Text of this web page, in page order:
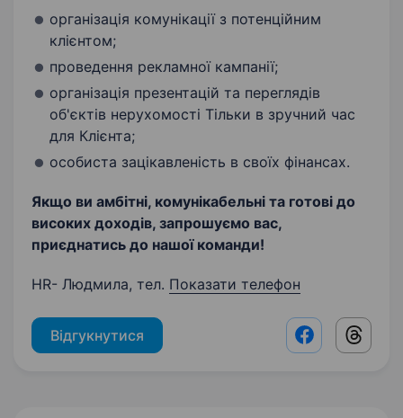
організація комунікації з потенційним
клієнтом;
проведення рекламної кампанії;
організація презентацій та переглядів
об'єктів нерухомості Тільки в зручний час
для Клієнта;
особиста зацікавленість в своїх фінансах.
Якщо ви амбітні, комунікабельні та готові до
високих доходів, запрошуємо вас,
приєднатись до нашої команди!
HR- Людмила, тел. Показати телефон
Відгукнутися Facebook